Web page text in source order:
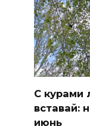
С курами
вставай:
июнь